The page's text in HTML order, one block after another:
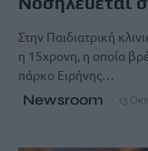
Στην Παιδιατρική
η 15χρονη, η οποία
πάρκο Ειρήνης…
Newsroom 13